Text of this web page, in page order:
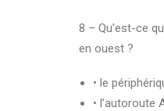
8 – Qu’est-ce
en ouest ?
• le
• l’autoroute